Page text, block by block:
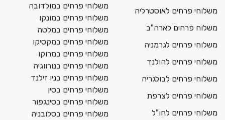
משלוחי פרחים לאוסטרליה
משלוח פרחים לארה"ב
משלוחי פרחים לגרמניה
משלוחי פרחים להולנד
משלוחי פרחים לבולגריה
משלוחי פרחים לצרפת
משלוחי פרחים לחו"ל
משלוחי פרחים במולדובה
משלוחי פרחים במונקו
משלוחי פרחים במלטה
משלוחי פרחים במקסיקו
משלוחי פרחים במרוקו
משלוחי פרחים בנורווגיה
משלוחי פרחים בניו זילנד
משלוחי פרחים בסין
משלוחי פרחים בסינגפור
משלוחי פרחים בסלובניה